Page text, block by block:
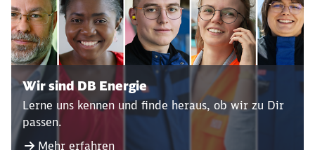
Wir sind DB Energie
Lerne uns kennen und finde heraus, ob wir zu Dir
passen.
Mehr erfahren